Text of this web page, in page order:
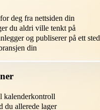
deg fra nettsiden din
du aldri ville tenkt på
og publiserer på ett sted
din
kalenderkontroll
du allerede lager